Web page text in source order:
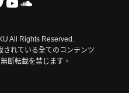
All Rights Reserved.
れている全てのコンテンツ
断転載を禁じます。